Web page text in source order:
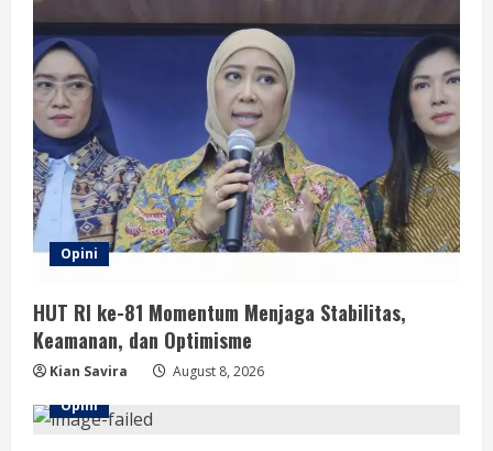
Opini
HUT RI ke-81 Momentum Menjaga Stabilitas,
Keamanan, dan Optimisme
Kian Savira
August 8, 2026
Opini